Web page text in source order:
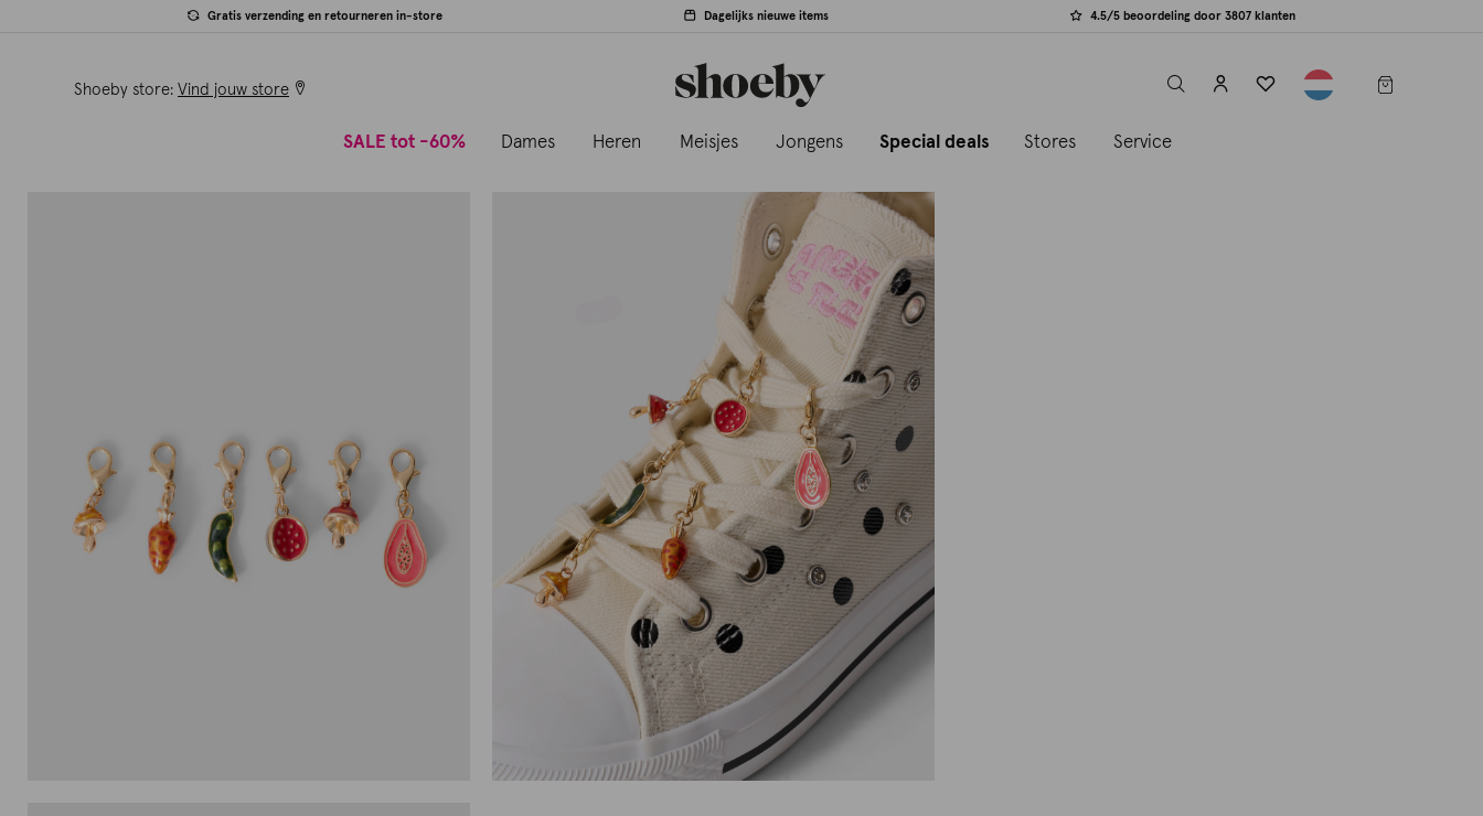
Gratis verzending en retourneren in-store Dagelijks nieuwe items 4.5/5 beoordeling door 3807 klanten
Shoeby store: Vind jouw store
label.header.toggle
SALE tot -60% Dames Heren Meisjes Jongens Special deals Stores Service